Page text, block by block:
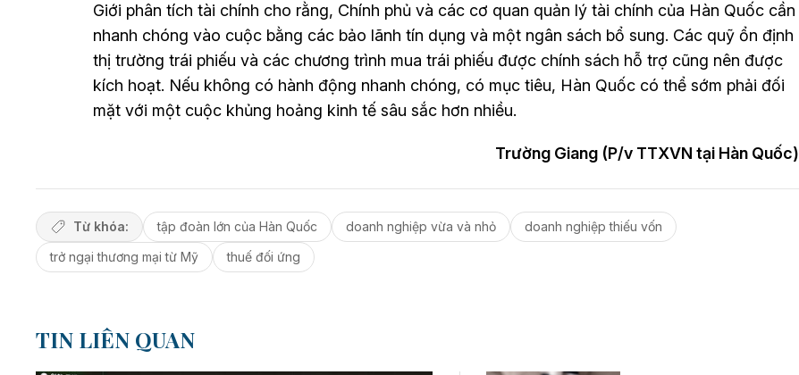
Giới phân tích tài chính cho rằng, Chính phủ và các cơ quan quản lý tài chính của Hàn Quốc cần
nhanh chóng vào cuộc bằng các bảo lãnh tín dụng và một ngân sách bổ sung. Các quỹ ổn định
thị trường trái phiếu và các chương trình mua trái phiếu được chính sách hỗ trợ cũng nên được
kích hoạt. Nếu không có hành động nhanh chóng, có mục tiêu, Hàn Quốc có thể sớm phải đối
mặt với một cuộc khủng hoảng kinh tế sâu sắc hơn nhiều.
Trường Giang (P/v TTXVN tại Hàn Quốc)
Từ khóa: tập đoàn lớn của Hàn Quốc doanh nghiệp vừa và nhỏ
doanh nghiệp thiếu vốn
trở ngại thương mại từ Mỹ
thuế đối ứng
TIN LIÊN QUAN